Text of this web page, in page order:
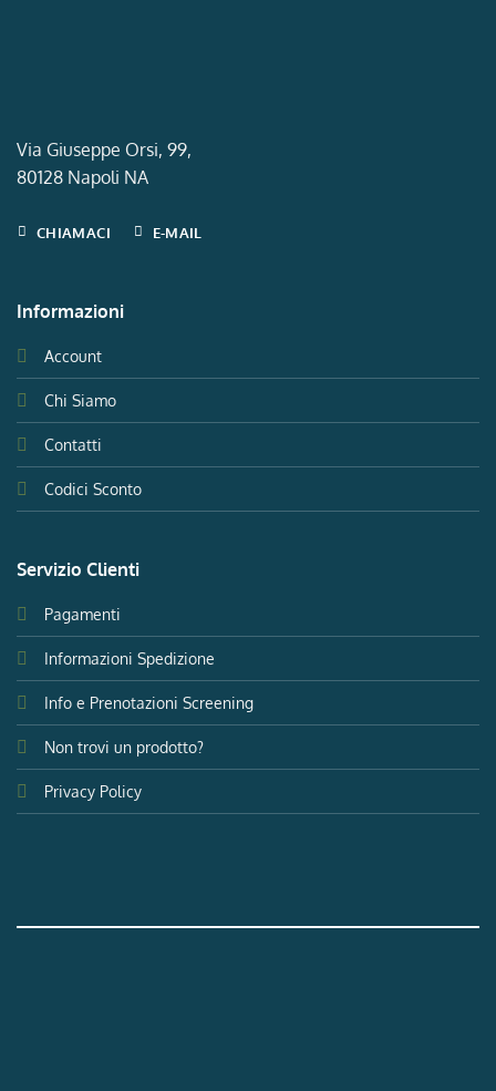
Via Giuseppe Orsi, 99,
80128 Napoli NA
CHIAMACI E-MAIL
Informazioni
Account
Chi Siamo
Contatti
Codici Sconto
Servizio Clienti
Pagamenti
Informazioni Spedizione
Info e Prenotazioni Screening
Non trovi un prodotto?
Privacy Policy